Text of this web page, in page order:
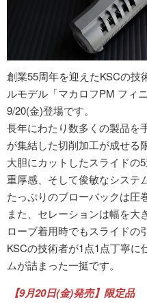
創業55周年を迎えたKSCの技
ルモデル「マカロフPM フィ
9/20(金)登場です。
長年にわたり数多くの製品を
が集結した切削加工が成せる
大胆にカットしたスライドの
重厚感、そして俊敏なシステ
たっぷりのブローバックは圧
また、セレーションは幅を大
ローブ着用時でもスライドの
KSCの技術者が1点1点丁寧
ムが詰まった一挺です。
【9月20日(金)発売】 限定品